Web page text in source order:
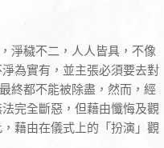
淨穢不二，人人皆具，不像
為實有，並主張必須要去對
終都不能被除盡，然而，經
完全斷惡，但藉由懺悔及觀
藉由在儀式上的「扮演」觀